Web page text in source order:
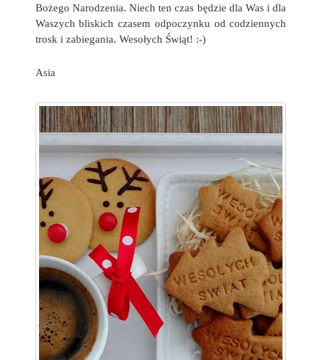
Bożego Narodzenia. Niech ten czas będzie dla Was i dla
Waszych bliskich czasem odpoczynku od codziennych
trosk i zabiegania. Wesołych Świąt! :-)
Asia